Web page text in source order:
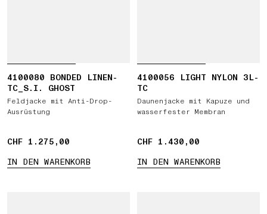
4100080 BONDED LINEN-
TC_S.I. GHOST
Feldjacke mit Anti-Drop-
Ausrüstung
CHF 1.275,00
CHF 1.275,00
IN DEN WARENKORB
4100056 LIGHT NYLON 3L-
TC
Daunenjacke mit Kapuze und
wasserfester Membran
CHF 1.430,00
CHF 1.430,00
IN DEN WARENKORB